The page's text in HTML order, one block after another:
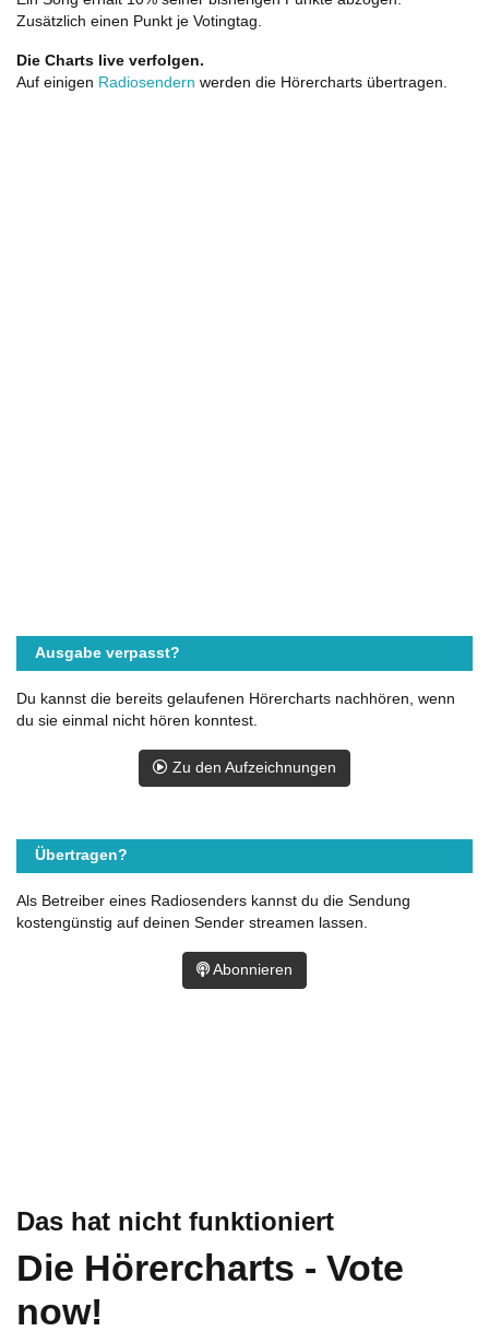
Das hat nicht funktioniert
Die Hörercharts - Vote
now!
Zusätzlich einen Punkt je Votingtag.
Die Charts live verfolgen.
Auf einigen Radiosendern werden die Hörercharts übertragen.
Ausgabe verpasst?
Du kannst die bereits gelaufenen Hörercharts nachhören, wenn
du sie einmal nicht hören konntest.
Zu den Aufzeichnungen
Übertragen?
Als Betreiber eines Radiosenders kannst du die Sendung
kostengünstig auf deinen Sender streamen lassen.
Abonnieren